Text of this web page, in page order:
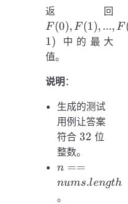
返回
F (0), F(1), ..., F
1) 中的最大
值。
说明：
生成的测试
用例让答案
符合32
32 位
整数。
n ==
nums.length
n ==
nums.length
。